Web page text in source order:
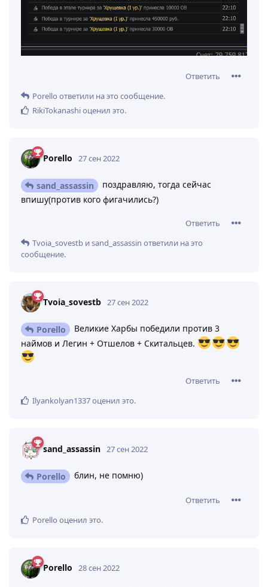
Ответить
Porello ответили на это сообщение.
RikiTokanashiоценил это.
Porello 27 сен 2022
sand_assassin
поздравляю, тогда сейчас
впишу(против кого фигачились?)
Ответить
Tvoia_sovestb иsand_assassin ответили на это
сообщение.
Tvoia_sovestb 27 сен 2022
Porello
Великие Харбы победили против 3
наймов и Легин + Отшелов + Скитальцев.
Ответить
Ilyankolyan1337оценил это.
sand_assassin 27 сен 2022
Porello блин, не помню)
Ответить
Porello оценил это.
Porello 28 сен 2022